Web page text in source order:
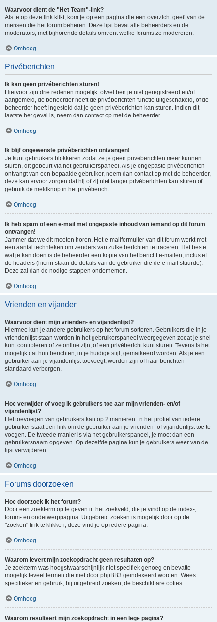
Waarvoor dient de "Het Team"-link?
Als je op deze link klikt, kom je op een pagina die een overzicht geeft van de
mensen die het forum beheren. Deze lijst bevat alle beheerders en de
moderators, met bijhorende details omtrent welke forums ze modereren.
Omhoog
Privéberichten
Ik kan geen privéberichten sturen!
Hiervoor zijn drie redenen mogelijk: ofwel ben je niet geregistreerd en/of
aangemeld, de beheerder heeft de privéberichten functie uitgeschakeld, of de
beheerder heeft ingesteld dat je geen privéberichten kan sturen. Indien dit
laatste het geval is, neem dan contact op met de beheerder.
Omhoog
Ik blijf ongewenste privéberichten ontvangen!
Je kunt gebruikers blokkeren zodat ze je geen privéberichten meer kunnen
sturen, dit gebeurt via het gebruikerspaneel. Als je ongepaste privéberichten
ontvangt van een bepaalde gebruiker, neem dan contact op met de beheerder,
deze kan ervoor zorgen dat hij of zij niet langer privéberichten kan sturen of
gebruik de meldknop in het privébericht.
Omhoog
Ik heb spam of een e-mail met ongepaste inhoud van iemand op dit forum
ontvangen!
Jammer dat we dit moeten horen. Het e-mailformulier van dit forum werkt met
een aantal technieken om zenders van zulke berichten te traceren. Het beste
wat je kan doen is de beheerder een kopie van het bericht e-mailen, inclusief
de headers (hierin staan de details van de gebruiker die de e-mail stuurde).
Deze zal dan de nodige stappen ondernemen.
Omhoog
Vrienden en vijanden
Waarvoor dient mijn vrienden- en vijandenlijst?
Hiermee kun je andere gebruikers op het forum sorteren. Gebruikers die in je
vriendenlijst staan worden in het gebruikerspaneel weergegeven zodat je snel
kunt controleren of ze online zijn, of een privébericht kunt sturen. Tevens is het
mogelijk dat hun berichten, in je huidige stijl, gemarkeerd worden. Als je een
gebruiker aan je vijandenlijst toevoegt, worden zijn of haar berichten
standaard verborgen.
Omhoog
Hoe verwijder of voeg ik gebruikers toe aan mijn vrienden- en/of
vijandenlijst?
Het toevoegen van gebruikers kan op 2 manieren. In het profiel van iedere
gebruiker staat een link om de gebruiker aan je vrienden- of vijandenlijst toe te
voegen. De tweede manier is via het gebruikerspaneel, je moet dan een
gebruikersnaam opgeven. Op dezelfde pagina kun je gebruikers weer van de
lijst verwijderen.
Omhoog
Forums doorzoeken
Hoe doorzoek ik het forum?
Door een zoekterm op te geven in het zoekveld, die je vindt op de index-,
forum- en onderwerppagina. Uitgebreid zoeken is mogelijk door op de
"zoeken" link te klikken, deze vind je op iedere pagina.
Omhoog
Waarom levert mijn zoekopdracht geen resultaten op?
Je zoekterm was hoogstwaarschijnlijk niet specifiek genoeg en bevatte
mogelijk teveel termen die niet door phpBB3 geïndexeerd worden. Wees
specifieker en gebruik, bij uitgebreid zoeken, de beschikbare opties.
Omhoog
Waarom resulteert mijn zoekopdracht in een lege pagina?